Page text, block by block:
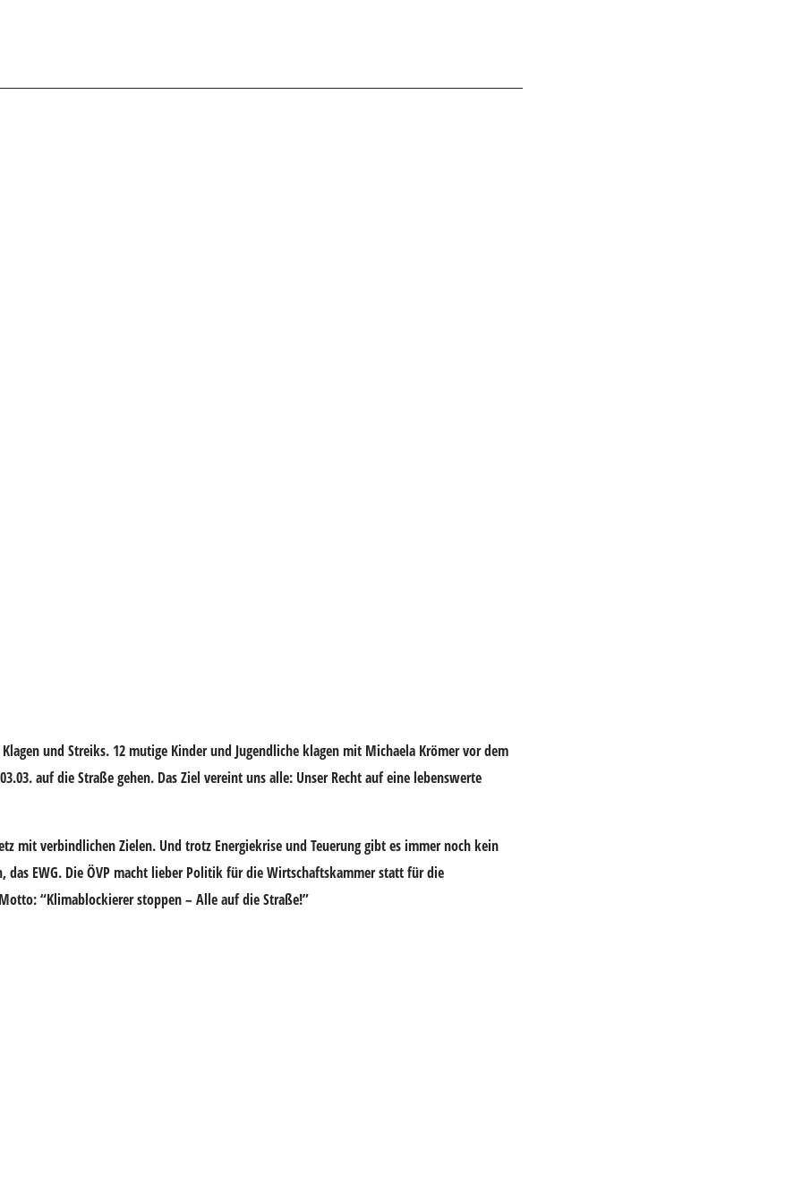
und Streiks. 12 mutige Kinder und Jugendliche klagen mit Michaela Krömer vor dem
auf die Straße gehen. Das Ziel vereint uns alle: Unser Recht auf eine lebenswerte
mit verbindlichen Zielen. Und trotz Energiekrise und Teuerung gibt es immer noch kein
das EWG. Die ÖVP macht lieber Politik für die Wirtschaftskammer statt für die
“Klimablockierer stoppen – Alle auf die Straße!”